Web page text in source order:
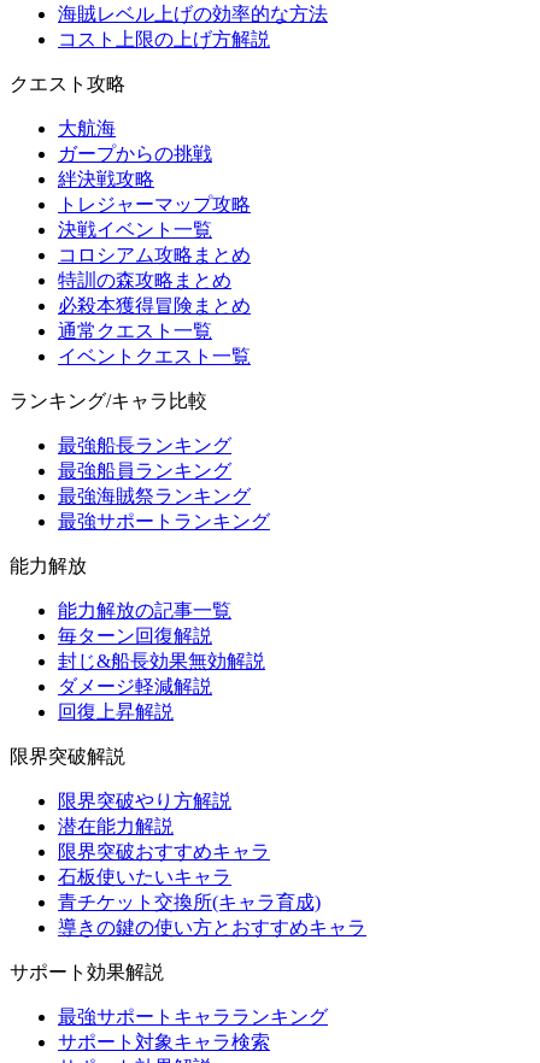
海賊レベル上げの効率的な方法
コスト上限の上げ方解説
クエスト攻略
大航海
ガープからの挑戦
絆決戦攻略
トレジャーマップ攻略
決戦イベント一覧
コロシアム攻略まとめ
特訓の森攻略まとめ
必殺本獲得冒険まとめ
通常クエスト一覧
イベントクエスト一覧
ランキング/キャラ比較
最強船長ランキング
最強船員ランキング
最強海賊祭ランキング
最強サポートランキング
能力解放
能力解放の記事一覧
毎ターン回復解説
封じ&船長効果無効解説
ダメージ軽減解説
回復上昇解説
限界突破解説
限界突破やり方解説
潜在能力解説
限界突破おすすめキャラ
石板使いたいキャラ
青チケット交換所(キャラ育成)
導きの鍵の使い方とおすすめキャラ
サポート効果解説
最強サポートキャラランキング
サポート対象キャラ検索